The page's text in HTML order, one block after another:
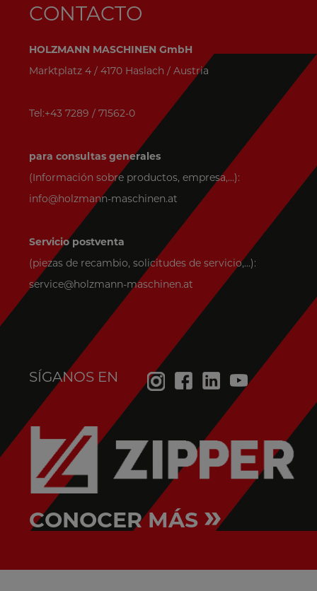
CONTACTO
HOLZMANN MASCHINEN GmbH
Marktplatz 4 / 4170 Haslach / Austria
Tel:+43 7289 / 71562-0
para consultas generales
(Información sobre productos, empresa,...):
info@holzmann-maschinen.at
Servicio postventa
(piezas de recambio, solicitudes de servicio,...):
service@holzmann-maschinen.at
SÍGANOS EN
CONOCER MÁS »